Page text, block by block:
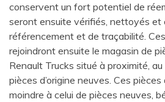
conservent un fort potentiel de
seront ensuite vérifiés, nettoyés et
référencement et de traçabilité.
rejoindront ensuite le magasin de
Renault Trucks situé à proximité,
pièces d’origine neuves. Ces pièces
moindre à celui de pièces neuves,